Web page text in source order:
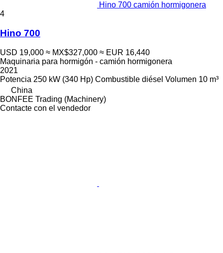
Hino 700 camión hormigonera
4
Hino 700
USD 19,000 ≈ MX$327,000 ≈ EUR 16,440
Maquinaria para hormigón - camión hormigonera
2021
Potencia 250 kW (340 Hp) Combustible diésel Volumen 10 m³
China
BONFEE Trading (Machinery)
Contacte con el vendedor